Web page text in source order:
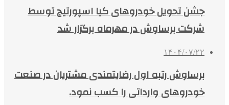
جشن تحویل خودروهای کیا اسپورتیج توسط
شرکت برساوش در مهرماه برگزار شد
۱۴۰۴/۰۷/۲۲
برساوش رتبه اول رضایتمندی مشتریان در صنعت
خودروهای وارداتی را کسب نمود.